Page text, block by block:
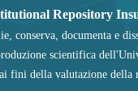
Repository
conserva, documenta e
scientifica
fini della valutazione della